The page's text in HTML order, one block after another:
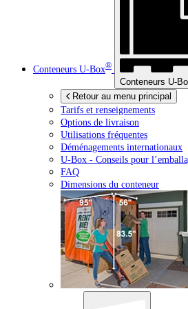
Conteneurs U-Box®
Conteneurs U-
Retour au menu principal
Tarifs et renseignements
Options de livraison
Utilisations fréquentes
Déménagements internationaux
U-Box - Conseils pour
FAQ
Dimensions du conteneur